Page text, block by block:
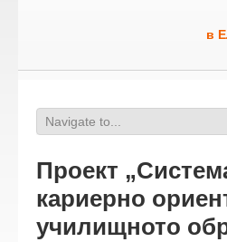
в
Проект
кариерно
училищното